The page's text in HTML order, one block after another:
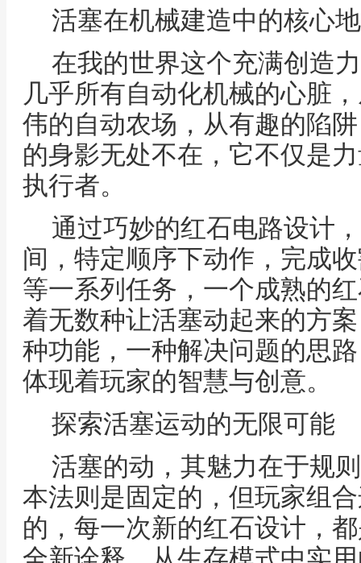
活塞在机械建造中的核心
在我的世界这个充满创造
几乎所有自动化机械的心脏
伟的自动农场，从有趣的陷
的身影无处不在，它不仅是
执行者。
通过巧妙的红石电路设计
间，特定顺序下动作，完成
等一系列任务，一个成熟的
着无数种让活塞动起来的方
种功能，一种解决问题的思
体现着玩家的智慧与创意。
探索活塞运动的无限可能
活塞的动，其魅力在于规
本法则是固定的，但玩家组
的，每一次新的红石设计，